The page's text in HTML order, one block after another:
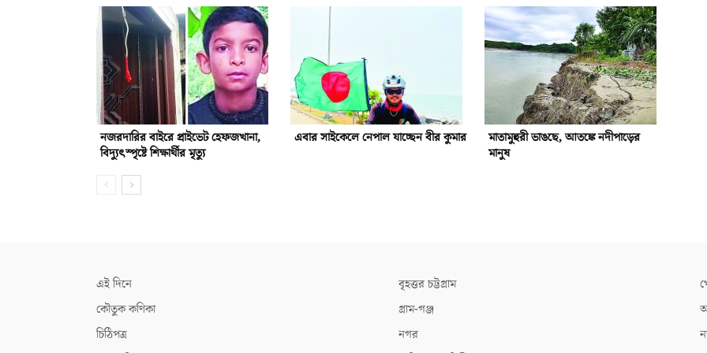
নজরদারির বাইরে প্রাইভেট হেফজখানা,
বিদ্যুৎস্পৃষ্টে শিক্ষার্থীর মৃত্যু
এবার সাইকেলে নেপাল যাচ্ছেন বীর কুমার
মাতামুহুরী ভাঙছে, আতঙ্কে নদীপাড়ের
মানুষ
এই দিনে
কৌতুক কণিকা
চিঠিপত্র
বৃহত্তর চট্টগ্রাম
গ্রাম-গঞ্জ
নগর